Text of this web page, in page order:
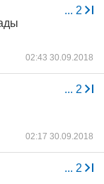
... 2
02:43 30.09.2018
... 2
02:17 30.09.2018
... 2